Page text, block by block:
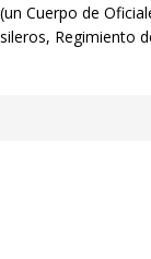
Cuerpo de
Regimiento